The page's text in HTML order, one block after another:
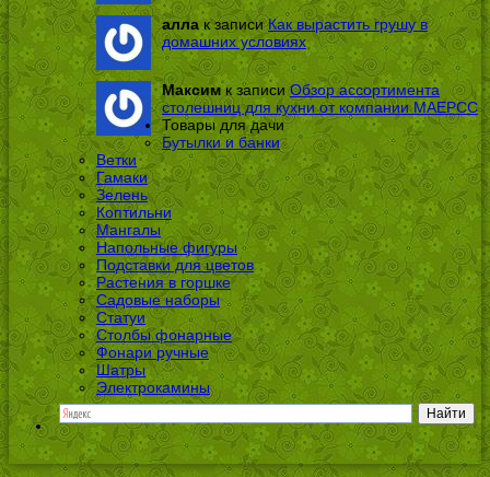
аллак записиКак вырастить грушу в
домашних условиях
Максимк записиОбзор ассортимента
столешниц для кухни от компании МАЕРСС
Товары для дачи
Бутылки и банки
Ветки
Гамаки
Зелень
Коптильни
Мангалы
Напольные фигуры
Подставки для цветов
Растения в горшке
Садовые наборы
Статуи
Столбы фонарные
Фонари ручные
Шатры
Электрокамины